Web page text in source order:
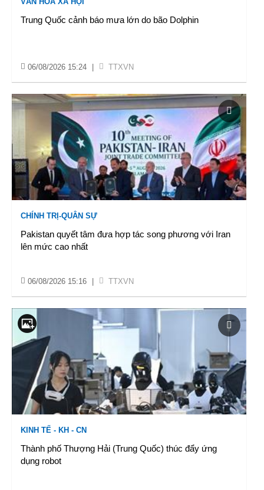
Trung Quốc cảnh báo mưa lớn do bão Dolphin
06/08/2026 15:24 TTXVN
CHÍNH TRỊ-QUÂN SỰ
Pakistan quyết tâm đưa hợp tác song phương với Iran
lên mức cao nhất
06/08/2026 15:16 TTXVN
KINH TẾ - KH - CN
Thành phố Thượng Hải (Trung Quốc) thúc đẩy ứng
dụng robot